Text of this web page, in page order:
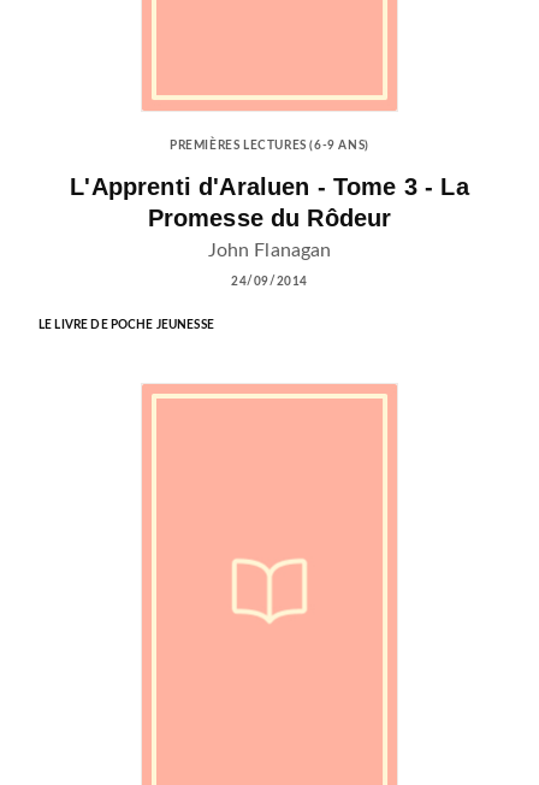
PREMIÈRES LECTURES (6-9 ANS)
L'Apprenti d'Araluen - Tome 3 - La
Promesse du Rôdeur
John Flanagan
24/09/2014
LE LIVRE DE POCHE JEUNESSE